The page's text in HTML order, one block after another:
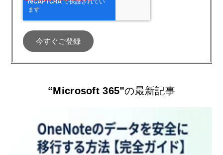
“Microsoft 365”の最新記事